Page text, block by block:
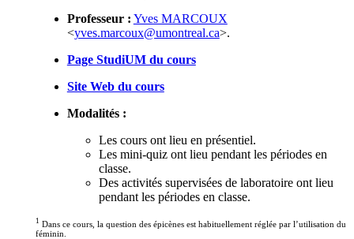
Professeur : Yves MARCOUX
<yves.marcoux@umontreal.ca>.
Page StudiUM du cours
Site Web du cours
Modalités :
Les cours ont lieu en présentiel.
Les mini-quiz ont lieu pendant les périodes en
classe.
Des activités supervisées de laboratoire ont lieu
pendant les périodes en classe.
1 Dans ce cours, la question des épicènes est habituellement réglée par l’utilisation du
féminin.